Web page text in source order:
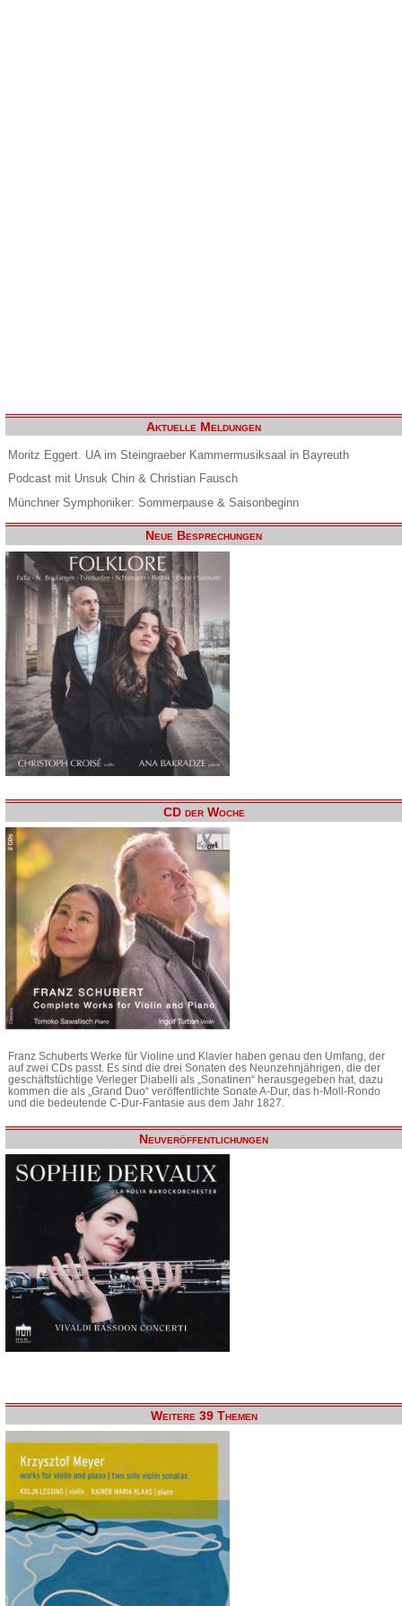
Aktuelle Meldungen
Moritz Eggert. UA im Steingraeber Kammermusiksaal in Bayreuth
Podcast mit Unsuk Chin & Christian Fausch
Münchner Symphoniker: Sommerpause & Saisonbeginn
Neue Besprechungen
CD der Woche
Franz Schuberts Werke für Violine und Klavier haben genau den Umfang, der
auf zwei CDs passt. Es sind die drei Sonaten des Neunzehnjährigen, die der
geschäftstüchtige Verleger Diabelli als „Sonatinen“ herausgegeben hat, dazu
kommen die als „Grand Duo“ veröffentlichte Sonate A-Dur, das h-Moll-Rondo
und die bedeutende C-Dur-Fantasie aus dem Jahr 1827.
Neuveröffentlichungen
Weitere 39 Themen